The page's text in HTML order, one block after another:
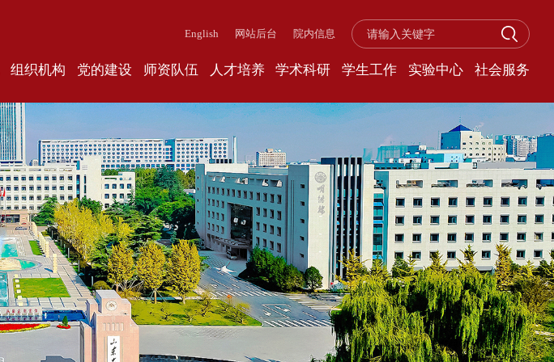
English 网站后台 院内信息
组织机构 党的建设 师资队伍 人才培养 学术科研 学生工作 实验中心 社会服务